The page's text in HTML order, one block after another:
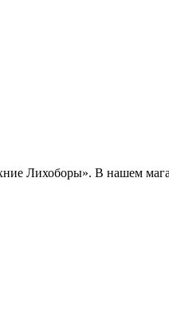
Лихоборы». В нашем